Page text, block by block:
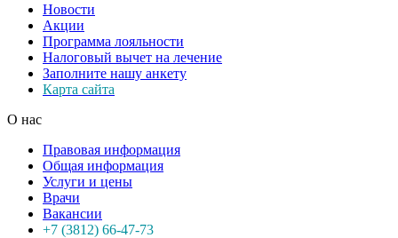
Новости
Акции
Программа лояльности
Налоговый вычет на лечение
Заполните нашу анкету
Карта сайта
О нас
Правовая информация
Общая информация
Услуги и цены
Врачи
Вакансии
+7 (3812) 66-47-73